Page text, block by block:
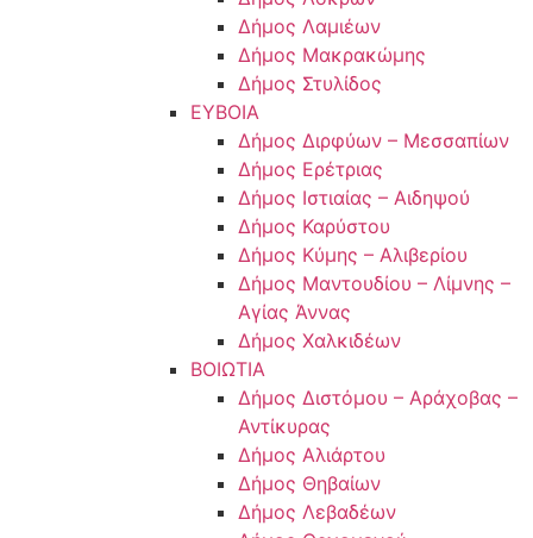
Δήμος Λαμιέων
Δήμος Μακρακώμης
Δήμος Στυλίδος
ΕΥΒΟΙΑ
Δήμος Διρφύων – Μεσσαπίων
Δήμος Ερέτριας
Δήμος Ιστιαίας – Αιδηψού
Δήμος Καρύστου
Δήμος Κύμης – Αλιβερίου
Δήμος Μαντουδίου – Λίμνης –
Αγίας Άννας
Δήμος Χαλκιδέων
ΒΟΙΩΤΙΑ
Δήμος Διστόμου – Αράχοβας –
Αντίκυρας
Δήμος Αλιάρτου
Δήμος Θηβαίων
Δήμος Λεβαδέων